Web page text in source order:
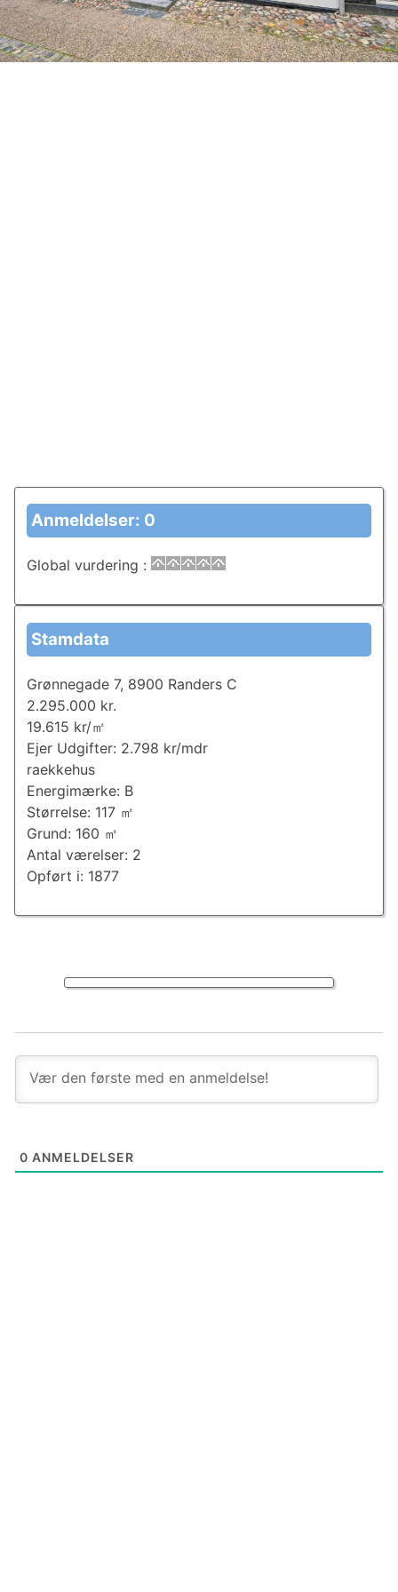
0 ANMELDELSER
Anmeldelser: 0
Global vurdering :
Stamdata
Grønnegade 7, 8900 Randers C
2.295.000 kr.
19.615 kr/㎡
Ejer Udgifter: 2.798 kr/mdr
raekkehus
Energimærke: B
Størrelse: 117 ㎡
Grund: 160 ㎡
Antal værelser: 2
Opført i: 1877